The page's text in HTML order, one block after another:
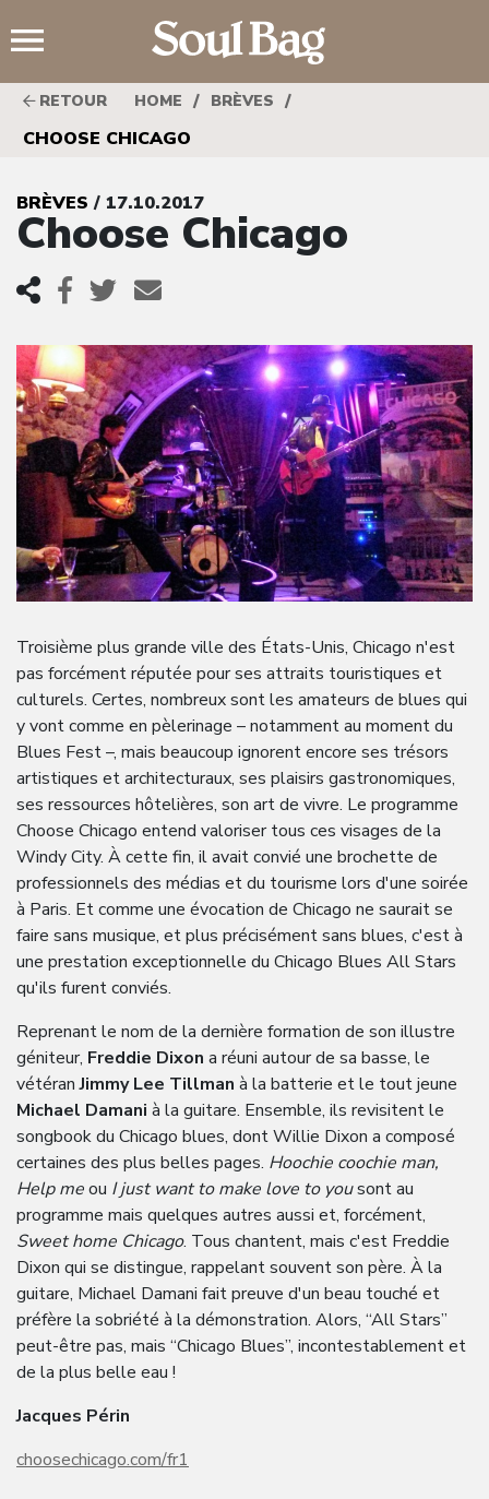
RETOUR HOME / BRÈVES /
CHOOSE CHICAGO
BRÈVES / 17.10.2017
Choose Chicago
Troisième plus grande ville des États-Unis, Chicago n'est
pas forcément réputée pour ses attraits touristiques et
culturels. Certes, nombreux sont les amateurs de blues qui
y vont comme en pèlerinage – notamment au moment du
Blues Fest –, mais beaucoup ignorent encore ses trésors
artistiques et architecturaux, ses plaisirs gastronomiques,
ses ressources hôtelières, son art de vivre. Le programme
Choose Chicago entend valoriser tous ces visages de la
Windy City. À cette fin, il avait convié une brochette de
professionnels des médias et du tourisme lors d'une soirée
à Paris. Et comme une évocation de Chicago ne saurait se
faire sans musique, et plus précisément sans blues, c'est à
une prestation exceptionnelle du Chicago Blues All Stars
qu'ils furent conviés.
Reprenant le nom de la dernière formation de son illustre
géniteur, Freddie Dixon a réuni autour de sa basse, le
vétéranJimmy Lee Tillman à la batterie et le tout jeune
Michael Damani à la guitare. Ensemble, ils revisitent le
songbook du Chicago blues, dont Willie Dixon a composé
certaines des plus belles pages. Hoochie coochie man,
Help meou I just want to make love to yousont au
programme mais quelques autres aussi et, forcément,
Sweet home Chicago. Tous chantent, mais c'est Freddie
Dixon qui se distingue, rappelant souvent son père. À la
guitare, Michael Damani fait preuve d'un beau touché et
préfère la sobriété à la démonstration. Alors, “All Stars”
peut-être pas, mais “Chicago Blues”, incontestablement et
de la plus belle eau !
Jacques Périn
choosechicago.com/fr1